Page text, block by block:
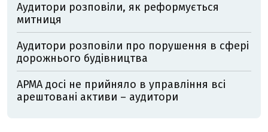
Аудитори розповіли, як реформується
митниця
Аудитори розповіли про порушення в сфері
дорожнього будівництва
АРМА досі не прийняло в управління всі
арештовані активи – аудитори